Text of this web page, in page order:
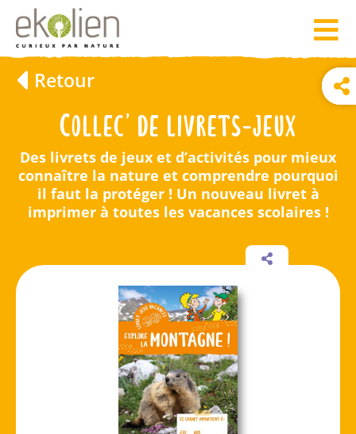
Retour
Collec’ de livrets-jeux
Des livrets de jeux et d’activités pour mieux
connaître la nature et comprendre pourquoi
il faut la protéger ! Un nouveau livret à
imprimer à toutes les vacances scolaires !